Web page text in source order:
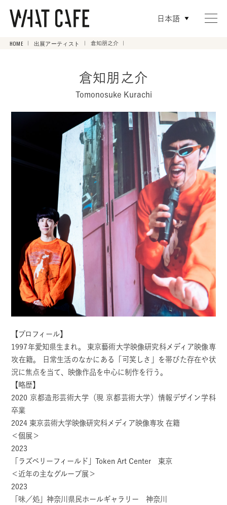
日本語
HOME 出展アーティスト 倉知朋之介
倉知朋之介
Tomonosuke Kurachi
【プロフィール】
1997年愛知県生まれ。 東京藝術大学映像研究科メディア映像専
攻在籍。 日常生活のなかにある「可笑しさ」を帯びた存在や状
況に焦点を当て、映像作品を中心に制作を行う。
【略歴】
2020 京都造形芸術大学（現 京都芸術大学）情報デザイン学科
卒業
2024 東京芸術大学映像研究科メディア映像専攻 在籍
＜個展＞
2023
「ラズベリーフィールド」Token Art Center 東京
＜近年の主なグループ展＞
2023
「味／処」神奈川県民ホールギャラリー 神奈川